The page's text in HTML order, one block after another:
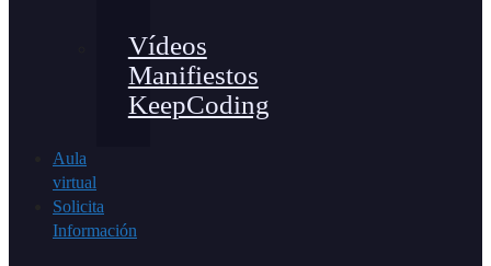
Vídeos
Manifiestos
KeepCoding
Aula
virtual
Solicita
Información